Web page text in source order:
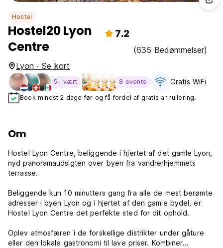
Hostel
Hostel20 Lyon
Centre
7.2
(635 Bedømmelser)
Lyon · Se kort
5+ vært 8 events Gratis WiFi
Book mindst 2 dage før og få fordel af gratis annullering.
Om
Hostel Lyon Centre, beliggende i hjertet af det gamle Lyon,
nyd panoramaudsigten over byen fra vandrerhjemmets
terrasse.
Beliggende kun 10 minutters gang fra alle de mest berømte
adresser i byen Lyon og i hjertet af den gamle bydel, er
Hostel Lyon Centre det perfekte sted for dit ophold.
Oplev atmosfæren i de forskellige distrikter under gåture
eller den lokale gastronomi til lave priser. Kombiner